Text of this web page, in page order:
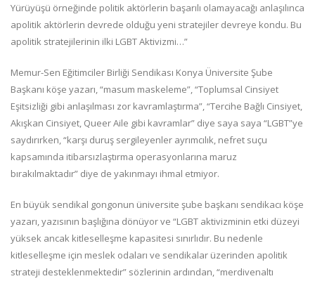
Yürüyüşü örneğinde politik aktörlerin başarılı olamayacağı anlaşılınca
apolitik aktörlerin devrede olduğu yeni stratejiler devreye kondu. Bu
apolitik stratejilerinin ilki LGBT Aktivizmi…”
Memur-Sen Eğitimciler Birliği Sendikası Konya Üniversite Şube
Başkanı köşe yazarı, “masum maskeleme”, “Toplumsal Cinsiyet
Eşitsizliği gibi anlaşılması zor kavramlaştırma”, “Tercihe Bağlı Cinsiyet,
Akışkan Cinsiyet, Queer Aile gibi kavramlar” diye saya saya “LGBT”ye
saydırırken, “karşı duruş sergileyenler ayrımcılık, nefret suçu
kapsamında itibarsızlaştırma operasyonlarına maruz
bırakılmaktadır” diye de yakınmayı ihmal etmiyor.
En büyük sendikal gongonun üniversite şube başkanı sendikacı köşe
yazarı, yazısının başlığına dönüyor ve “LGBT aktivizminin etki düzeyi
yüksek ancak kitleselleşme kapasitesi sınırlıdır. Bu nedenle
kitleselleşme için meslek odaları ve sendikalar üzerinden apolitik
strateji desteklenmektedir” sözlerinin ardından, “merdivenaltı